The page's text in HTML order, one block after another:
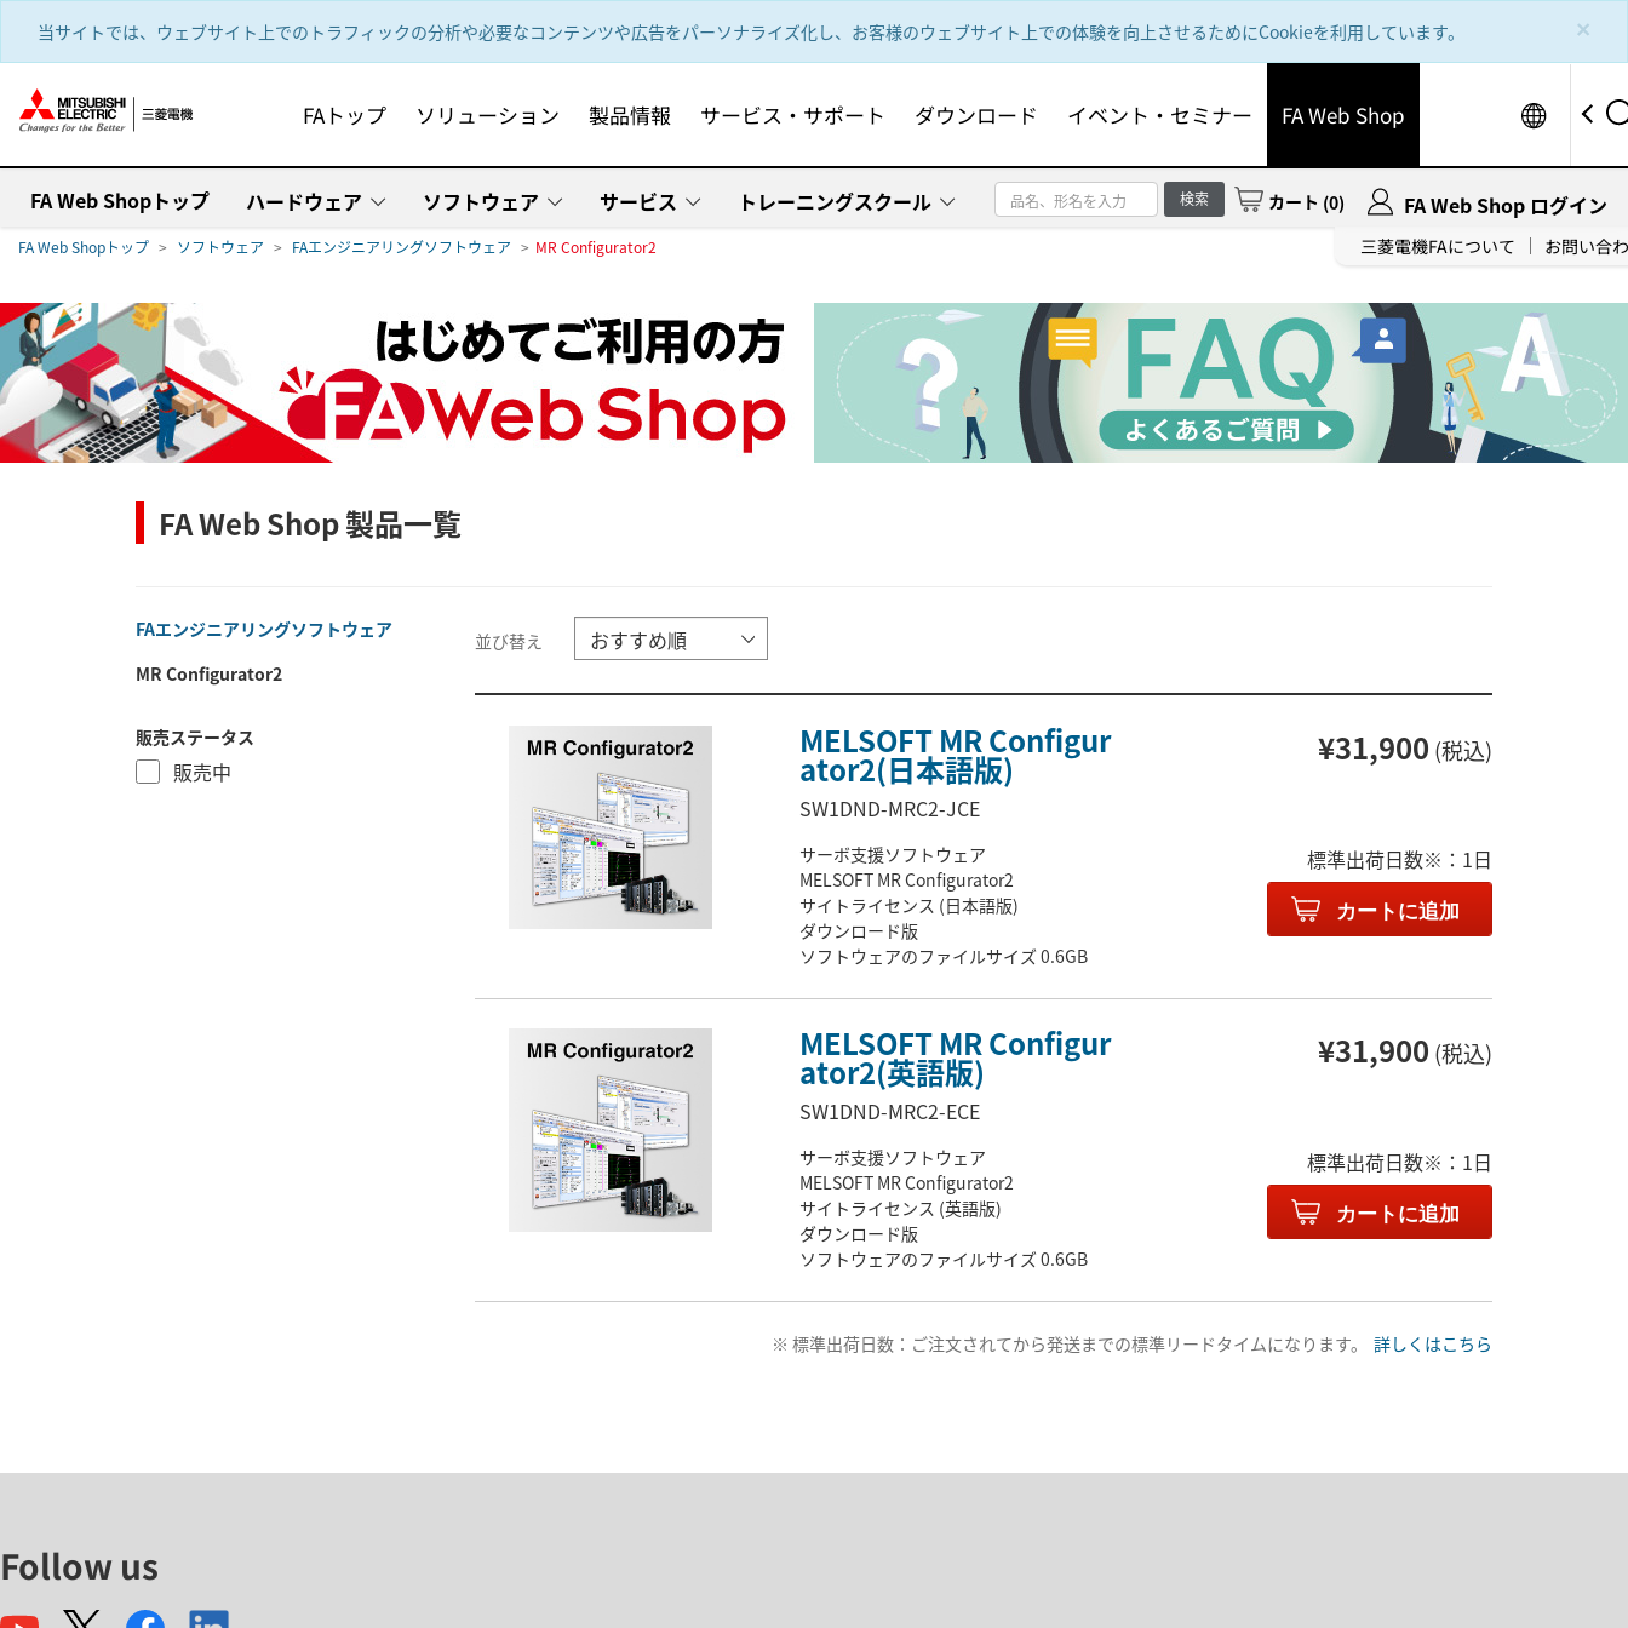
×
当サイトでは、ウェブサイト上でのトラフィックの分析や必要なコンテンツや広告をパーソナライズ化し、お客様のウェブサイト上での体験を向上させるためにCookieを利用しています。
FAトップ ソリューション 製品情報 サービス・サポート ダウンロード イベント・セミナー FA Web Shop
三菱電機FAについて お問い合
FA Web Shopトップ ハードウェア ソフトウェア サービス トレーニングスクール 検索 カート (0) FA Web Shop ログイン
FA Web Shopトップ ソフトウェア FAエンジニアリングソフトウェア MR Configurator2
FA Web Shop 製品一覧
FAエンジニアリングソフトウェア
MR Configurator2
販売ステータス
販売中
並び替え
MELSOFT MR Configur
ator2(日本語版)
SW1DND-MRC2-JCE
サーボ支援ソフトウェア
MELSOFT MR Configurator2
サイトライセンス (日本語版)
ダウンロード版
ソフトウェアのファイルサイズ 0.6GB
¥31,900 (税込)
標準出荷日数※：1日
カートに追加
MELSOFT MR Configur
ator2(英語版)
SW1DND-MRC2-ECE
サーボ支援ソフトウェア
MELSOFT MR Configurator2
サイトライセンス (英語版)
ダウンロード版
ソフトウェアのファイルサイズ 0.6GB
¥31,900 (税込)
標準出荷日数※：1日
カートに追加
※ 標準出荷日数：ご注文されてから発送までの標準リードタイムになります。 詳しくはこちら
Follow us